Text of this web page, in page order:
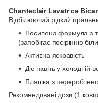
Chanteclair Lavatricе
Відбілюючий рідкий
Посилена формула з
(запобігає посірінню
Активна яскравість
Діє навіть у холодній
Пляшка з
Рекомендовані дози (1